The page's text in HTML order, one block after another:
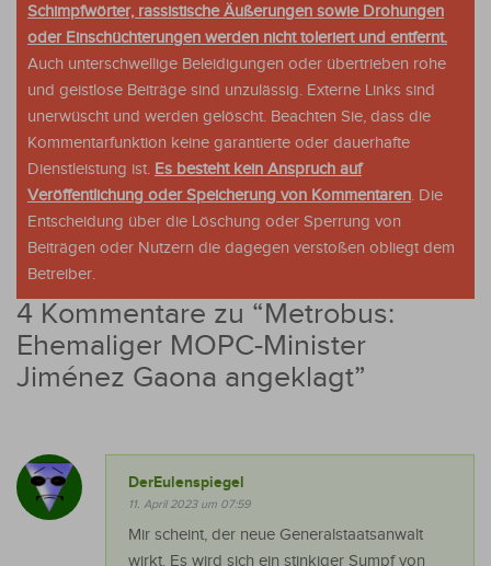
Schimpfwörter, rassistische Äußerungen sowie Drohungen
oder Einschüchterungen werden nicht toleriert und entfernt.
Auch unterschwellige Beleidigungen oder übertrieben rohe
und geistlose Beiträge sind unzulässig. Externe Links sind
unerwüscht und werden gelöscht. Beachten Sie, dass die
Kommentarfunktion keine garantierte oder dauerhafte
Dienstleistung ist. Es besteht kein Anspruch auf
Veröffentlichung oder Speicherung von Kommentaren. Die
Entscheidung über die Löschung oder Sperrung von
Beiträgen oder Nutzern die dagegen verstoßen obliegt dem
Betreiber.
4 Kommentare zu “Metrobus:
Ehemaliger MOPC-Minister
Jiménez Gaona angeklagt”
DerEulenspiegel
11. April 2023 um 07:59
Mir scheint, der neue Generalstaatsanwalt
wirkt. Es wird sich ein stinkiger Sumpf von